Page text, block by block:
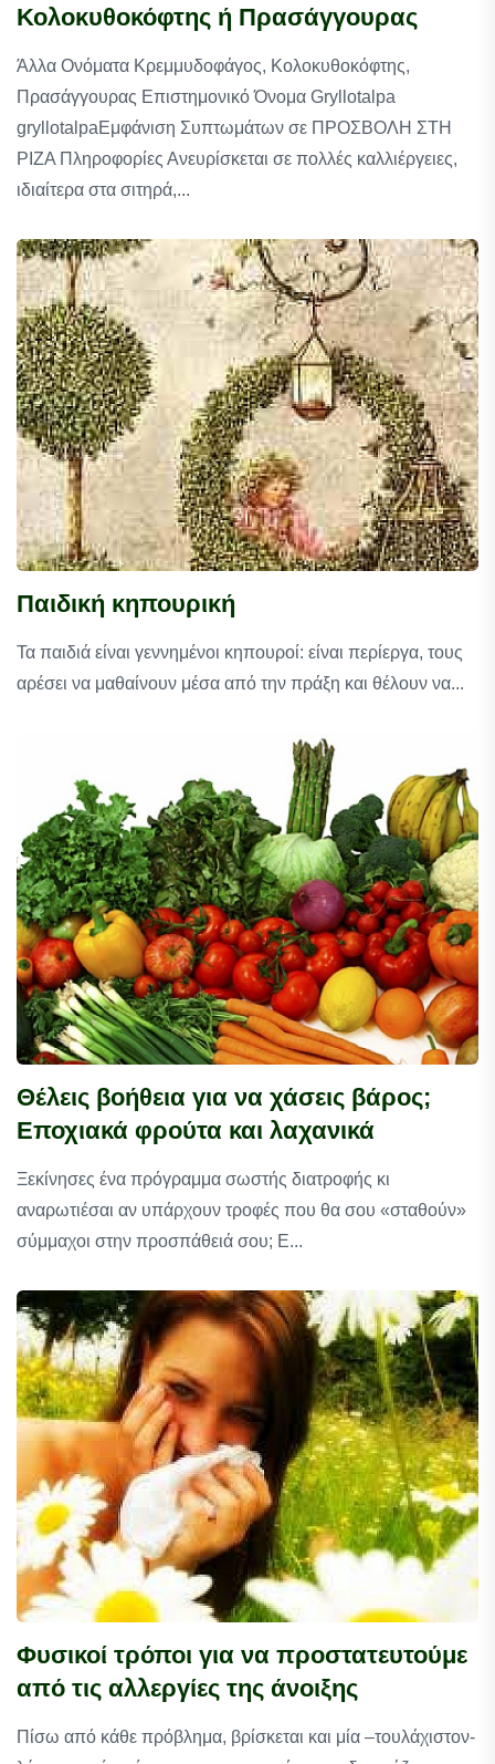
Κολοκυθοκόφτης ή Πρασάγγουρας
Άλλα Ονόματα Κρεμμυδοφάγος, Κολοκυθοκόφτης,
Πρασάγγουρας Επιστημονικό Όνομα Gryllotalpa
gryllotalpaΕμφάνιση Συπτωμάτων σε ΠΡΟΣΒΟΛΗ ΣΤΗ
ΡΙΖΑ Πληροφορίες Ανευρίσκεται σε πολλές καλλιέργειες,
ιδιαίτερα στα σιτηρά,...
Παιδική κηπουρική
Τα παιδιά είναι γεννημένοι κηπουροί: είναι περίεργα, τους
αρέσει να μαθαίνουν μέσα από την πράξη και θέλουν να...
Θέλεις βοήθεια για να χάσεις βάρος;
Εποχιακά φρούτα και λαχανικά
Ξεκίνησες ένα πρόγραμμα σωστής διατροφής κι
αναρωτιέσαι αν υπάρχουν τροφές που θα σου «σταθούν»
σύμμαχοι στην προσπάθειά σου; Ε...
Φυσικοί τρόποι για να προστατευτούμε
από τις αλλεργίες της άνοιξης
Πίσω από κάθε πρόβλημα, βρίσκεται και μία –τουλάχιστον-